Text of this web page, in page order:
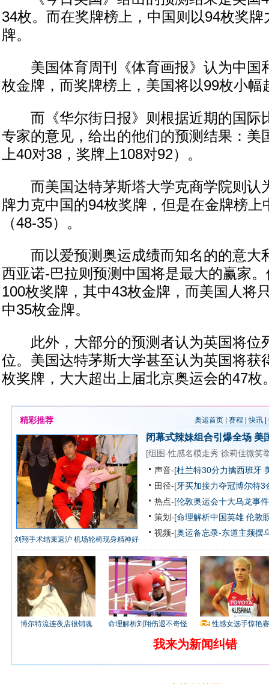
34枚。而在奖牌榜上，中国则以94枚奖
牌。
美国体育周刊《体育画报》认为中国
枚金牌，而奖牌榜上，美国将以99枚小幅
而《华尔街日报》则根据近期的国际
专家的意见，给出的他们的预测结果：美
上40对38，奖牌上108对92）。
而美国达特茅斯塔大学克商学院则认
牌力克中国的94枚奖牌，但是在金牌榜上
（48-35）。
而以爱预测奥运成绩而知名的的意大
西亚诺-巴拉则预测中国将是最大的赢家
100枚奖牌，其中43枚金牌，而美国人将
中35枚金牌。
此外，大部分的预测者认为英国将位
位。美国达特茅斯大学甚至认为英国将获
枚奖牌，大大超出上届北京奥运会的47枚
精彩推荐 奥运首页| 赛程 |快讯|
刘翔手术结束返沪 机场轮椅现身精神好
闭幕式辣妹组合引爆全场 美
[组图-性感名模走秀 徐莉佳微笑
声音-[杜兰特30分力擒西班牙
田径-[牙买加接力夺冠博尔特3
热点-[伦敦奥运会十大乌龙事件
策划-[命理解析中国英雄 伦敦
视频-[奥运备忘录-东道主频摆
博尔特流连夜店很销魂 命理解析刘翔伤退不奇怪 性感女选手惊艳
我来为新闻纠错